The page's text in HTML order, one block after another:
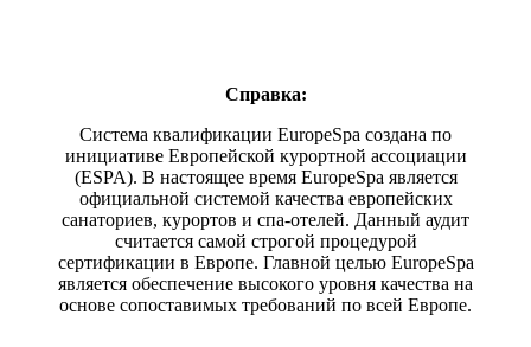
Справка:
Система квалификации EuropeSpa создана по
инициативе Европейской курортной ассоциации
(ESPA). В настоящее время EuropeSpa является
официальной системой качества европейских
санаториев, курортов и спа-отелей. Данный аудит
считается самой строгой процедурой
сертификации в Европе. Главной целью EuropeSpa
является обеспечение высокого уровня качества на
основе сопоставимых требований по всей Европе.